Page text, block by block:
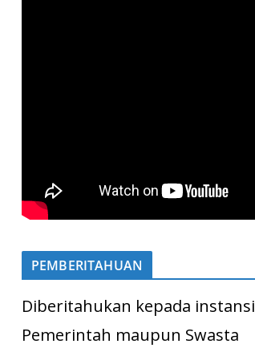
PEMBERITAHUAN
Diberitahukan kepada instansi
Pemerintah maupun Swasta